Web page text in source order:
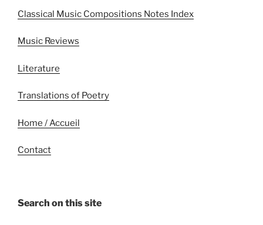
Classical Music Compositions Notes Index
Music Reviews
Literature
Translations of Poetry
Home / Accueil
Contact
Search on this site